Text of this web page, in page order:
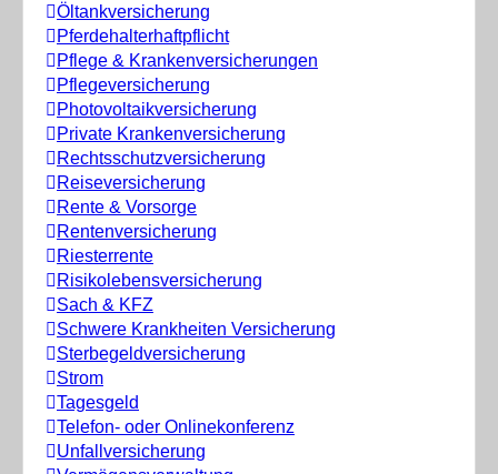
Öltankversicherung
Pferdehalterhaftpflicht
Pflege & Krankenversicherungen
Pflegeversicherung
Photovoltaikversicherung
Private Krankenversicherung
Rechtsschutzversicherung
Reiseversicherung
Rente & Vorsorge
Rentenversicherung
Riesterrente
Risikolebensversicherung
Sach & KFZ
Schwere Krankheiten Versicherung
Sterbegeldversicherung
Strom
Tagesgeld
Telefon- oder Onlinekonferenz
Unfallversicherung